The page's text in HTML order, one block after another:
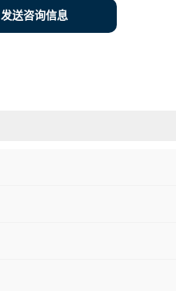
发送咨询信息